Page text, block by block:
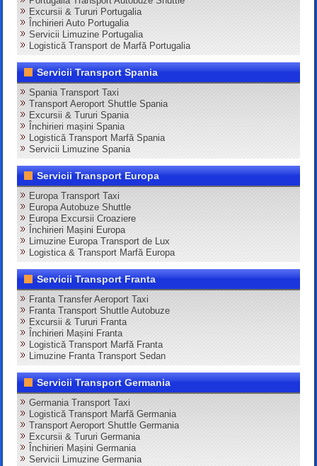
Excursii & Tururi Portugalia
Închirieri Auto Portugalia
Servicii Limuzine Portugalia
Logistică Transport de Marfă Portugalia
Servicii Transport Spania
Spania Transport Taxi
Transport Aeroport Shuttle Spania
Excursii & Tururi Spania
Închirieri mașini Spania
Logistică Transport Marfă Spania
Servicii Limuzine Spania
Servicii Transport Europa
Europa Transport Taxi
Europa Autobuze Shuttle
Europa Excursii Croaziere
Închirieri Mașini Europa
Limuzine Europa Transport de Lux
Logistica & Transport Marfă Europa
Servicii Transport Franta
Franta Transfer Aeroport Taxi
Franta Transport Shuttle Autobuze
Excursii & Tururi Franta
Închirieri Mașini Franta
Logistică Transport Marfă Franta
Limuzine Franta Transport Sedan
Servicii Transport Germania
Germania Transport Taxi
Logistică Transport Marfă Germania
Transport Aeroport Shuttle Germania
Excursii & Tururi Germania
Închirieri Mașini Germania
Servicii Limuzine Germania